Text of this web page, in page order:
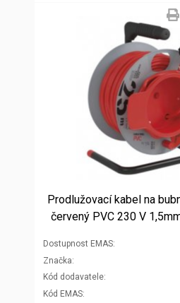
Prodlužovací kabel na
červený PVC 230 V
Dostupnost EMAS
Značka
Kód dodavatele
Kód EMAS